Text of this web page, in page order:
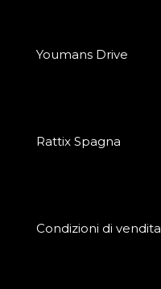
Youmans Drive
Rattix Spagna
Condizioni di vendita